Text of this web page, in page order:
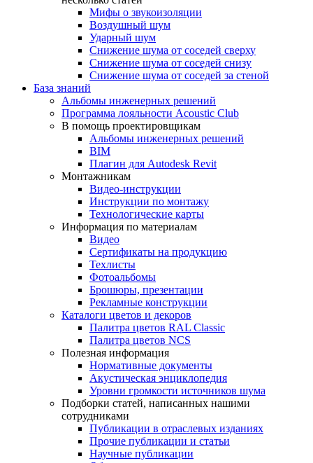
Мифы о звукоизоляции
Воздушный шум
Ударный шум
Снижение шума от соседей сверху
Снижение шума от соседей снизу
Снижение шума от соседей за стеной
База знаний
Альбомы инженерных решений
Программа лояльности Acoustic Club
В помощь проектировщикам
Альбомы инженерных решений
BIM
Плагин для Autodesk Revit
Монтажникам
Видео-инструкции
Инструкции по монтажу
Технологические карты
Информация по материалам
Видео
Сертификаты на продукцию
Техлисты
Фотоальбомы
Брошюры, презентации
Рекламные конструкции
Каталоги цветов и декоров
Палитра цветов RAL Сlassic
Палитра цветов NCS
Полезная информация
Нормативные документы
Акустическая энциклопедия
Уровни громкости источников шума
Подборки статей, написанных нашими
сотрудниками
Публикации в отраслевых изданиях
Прочие публикации и статьи
Научные публикации